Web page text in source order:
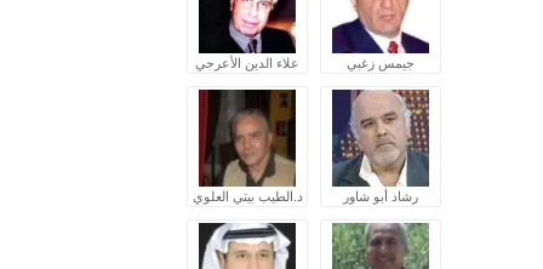
جيمس زغبي علاء الدين الأعرجي
رشاد أبو شاور د.الطيب بيتي العلوي